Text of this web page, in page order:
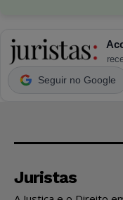
Seguir no Google
Juristas